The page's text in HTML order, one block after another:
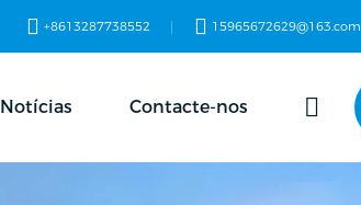
+8613287738552 15965672629@163.com
Notícias Contacte-nos